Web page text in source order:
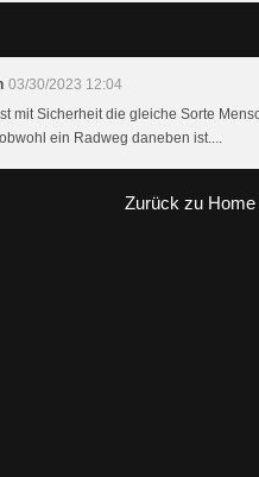
03/30/2023 12:04
mit Sicherheit die gleiche Sorte
ein Radweg daneben ist....
Zurück zu Home